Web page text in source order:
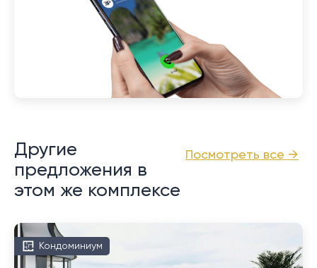
Посмотреть все →
Другие
предложения в
этом же комплексе
Кондоминиум